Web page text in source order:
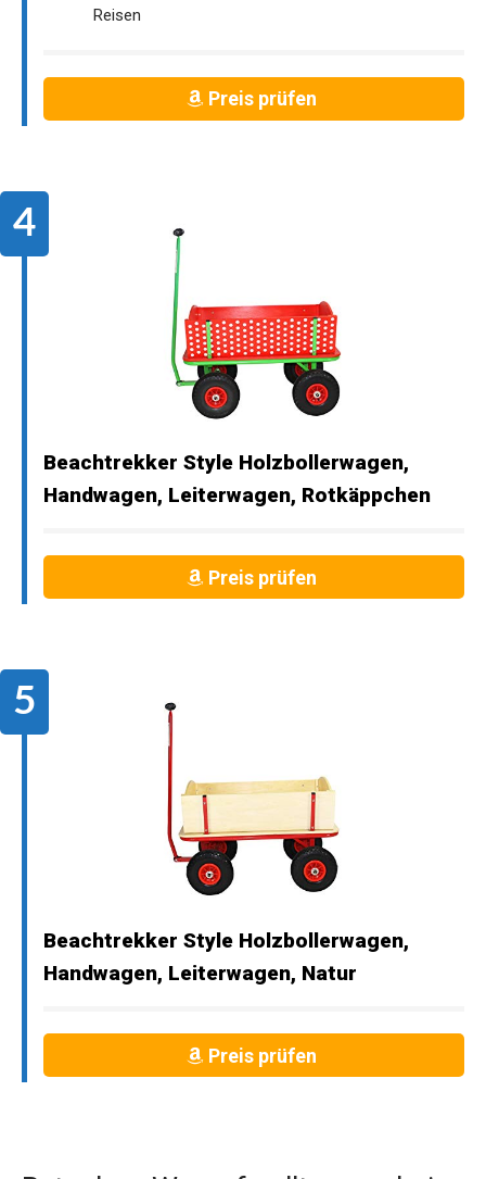
Reisen
Preis prüfen
Beachtrekker Style Holzbollerwagen,
Handwagen, Leiterwagen, Rotkäppchen
Preis prüfen
Beachtrekker Style Holzbollerwagen,
Handwagen, Leiterwagen, Natur
Preis prüfen